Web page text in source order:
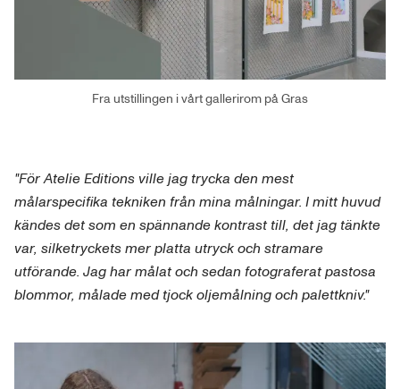
Fra utstillingen i vårt gallerirom på Gras
"För Atelie Editions ville jag trycka den mest
målarspecifika tekniken från mina målningar. I mitt huvud
kändes det som en spännande kontrast till, det jag tänkte
var, silketryckets mer platta utryck och stramare
utförande. Jag har målat och sedan fotograferat pastosa
blommor, målade med tjock oljemålning och palettkniv."